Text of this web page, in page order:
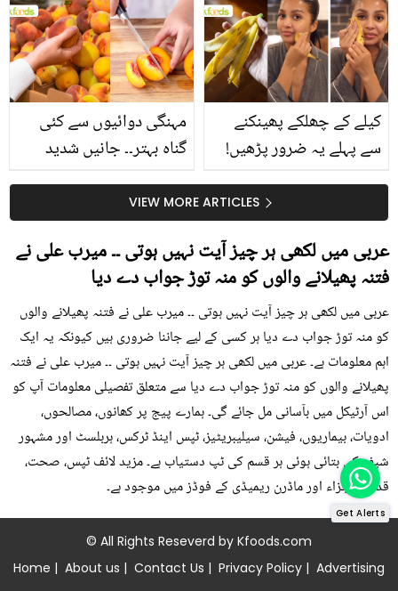
سے متعلق غلط فہمیوں کی
حقیقت کیا ہے اور افواہ
کیا؟
بتائے راز
مہنگی دوائیوں سے کئی
گناہ بہتر۔۔ جانیں شدید
کیوں کھانا چاہیے؟
کیلے کے چھلکے پھینکنے
سے پہلے یہ ضرور پڑھیں!
سستا اور قدرتی حلVIEW MORE ARTICLES
عربی میں لکھی ہر چیز آیت نہیں ہوتی ۔۔ میرب علی نے
فتنہ پھیلانے والوں کو منہ توڑ جواب دے دیا
عربی میں لکھی ہر چیز آیت نہیں ہوتی ۔۔ میرب علی نے فتنہ پھیلانے والوں
کو منہ توڑ جواب دے دیا ہر کسی کے لیے جاننا ضروری ہیں کیونکہ یہ ایک
اہم معلومات ہے۔ عربی میں لکھی ہر چیز آیت نہیں ہوتی ۔۔ میرب علی نے فتنہ
پھیلانے والوں کو منہ توڑ جواب دے دیا سے متعلق تفصیلی معلومات آپ کو
اس آرٹیکل میں بآسانی مل جائے گی۔ ہمارے پیج پر کھانوں، مصالحوں،
ادویات، بیماریوں، فیشن، سیلیبریٹیز، ٹپس اینڈ ٹرکس، ہربلسٹ اور مشہور
شیف کی بتائی ہوئی ہر قسم کی ٹپ دستیاب ہے۔ مزید لائف ٹپس، صحت،
قدرتی اجزاء اور ماڈرن ریمیڈی کے فوڈز میں موجود ہے۔
© All Rights Reseverd by Kfoods.com
Home | About us | Contact Us | Privacy Policy | Advertising
Get Alerts